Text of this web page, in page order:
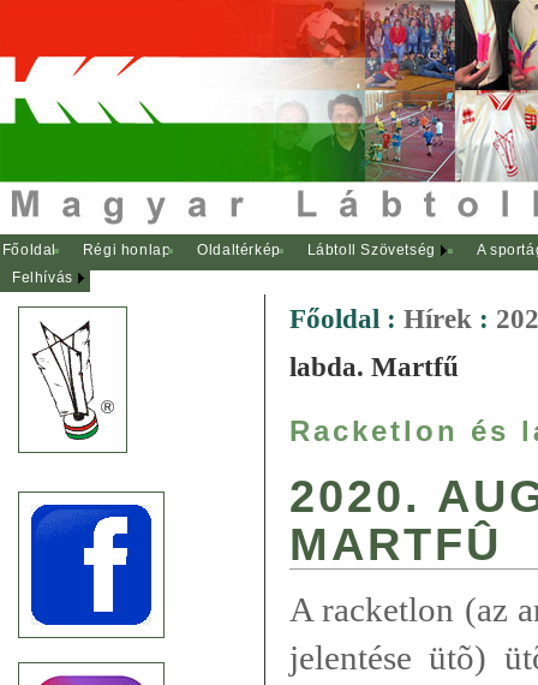
Főoldal Régi honlap Oldaltérkép Lábtoll Szövetség
A
Felhívás
Főoldal : Hírek :
labda. Martfű
Racketlon és
2020.
MARTFÛ
A racketlon (az
jelentése ütõ)